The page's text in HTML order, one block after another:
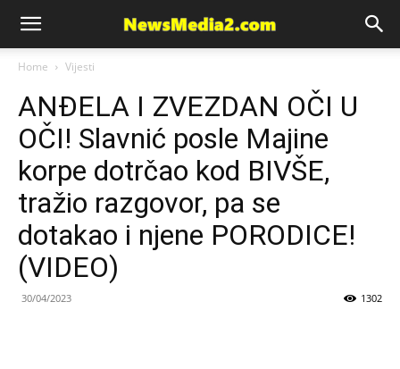
News
Media
Home Vijesti
ANĐELA I ZVEZDAN OČI U
OČI! Slavnić posle Majine
korpe dotrčao kod BIVŠE,
tražio razgovor, pa se
dotakao i njene PORODICE!
(VIDEO)
30/04/2023 1302